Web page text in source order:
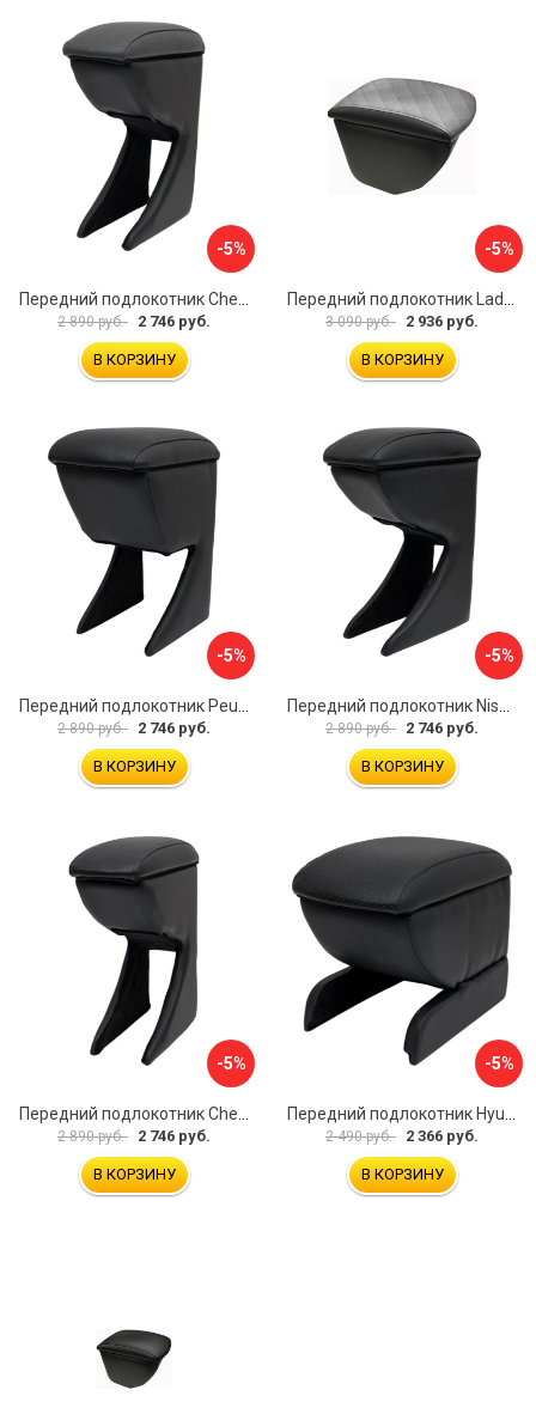
-5%
2 890 руб. 2 746 руб.
В КОРЗИНУ
-5%
3 090 руб. 2 936 руб.
В КОРЗИНУ
-5%
Передний подлокотник Peugeot 107 2006-2011 AVTOLIDER1 PP-Peugeot-107-01
2 890 руб. 2 746 руб.
В КОРЗИНУ
-5%
Передний подлокотник Nissan Almera 2013- AVTOLIDER1 PP-Nissan-Almera-13-01
2 890 руб. 2 746 руб.
В КОРЗИНУ
-5%
2 890 руб. 2 746 руб.
В КОРЗИНУ
-5%
2 490 руб. 2 366 руб.
В КОРЗИНУ